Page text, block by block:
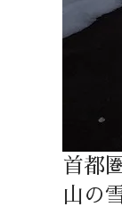
首都
山の